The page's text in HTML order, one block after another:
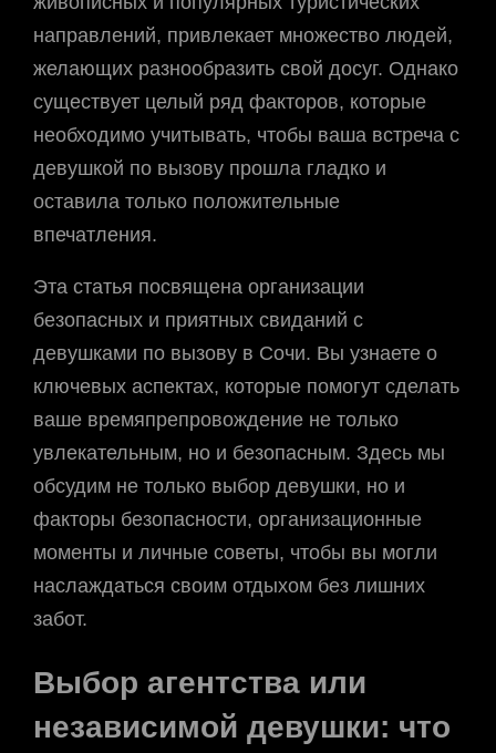
направлений, привлекает множество людей,
желающих разнообразить свой досуг. Однако
существует целый ряд факторов, которые
необходимо учитывать, чтобы ваша встреча с
девушкой по вызову прошла гладко и
оставила только положительные
впечатления.
Эта статья посвящена организации
безопасных и приятных свиданий с
девушками по вызову в Сочи. Вы узнаете о
ключевых аспектах, которые помогут сделать
ваше времяпрепровождение не только
увлекательным, но и безопасным. Здесь мы
обсудим не только выбор девушки, но и
факторы безопасности, организационные
моменты и личные советы, чтобы вы могли
наслаждаться своим отдыхом без лишних
забот.
Выбор агентства или
независимой девушки: что